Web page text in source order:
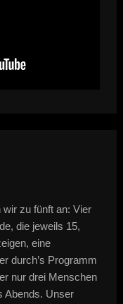
zu fünft an: Vier
die jeweils 15,
eine
durch’s Programm
nur drei Menschen
Abends. Unser